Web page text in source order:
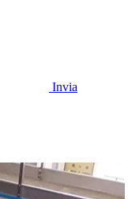
Invia